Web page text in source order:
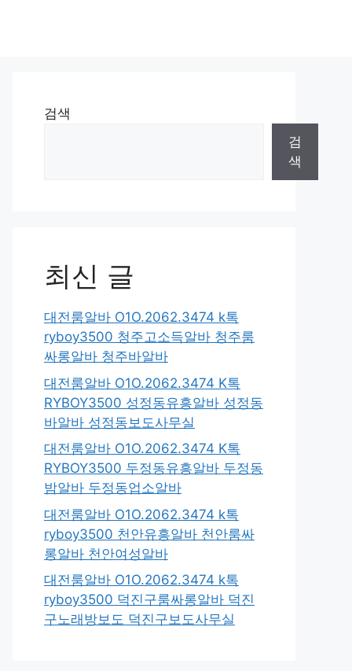
검색
검
색
최신 글
대전룸알바 O1O.2062.3474 k톡
ryboy3500 청주고소득알바 청주룸
싸롱알바 청주바알바
대전룸알바 O1O.2062.3474 K톡
RYBOY3500 성정동유흥알바 성정동
바알바 성정동보도사무실
대전룸알바 O1O.2062.3474 K톡
RYBOY3500 두정동유흥알바 두정동
밤알바 두정동업소알바
대전룸알바 O1O.2062.3474 k톡
ryboy3500 천안유흥알바 천안룸싸
롱알바 천안여성알바
대전룸알바 O1O.2062.3474 k톡
ryboy3500 덕진구룸싸롱알바 덕진
구노래방보도 덕진구보도사무실